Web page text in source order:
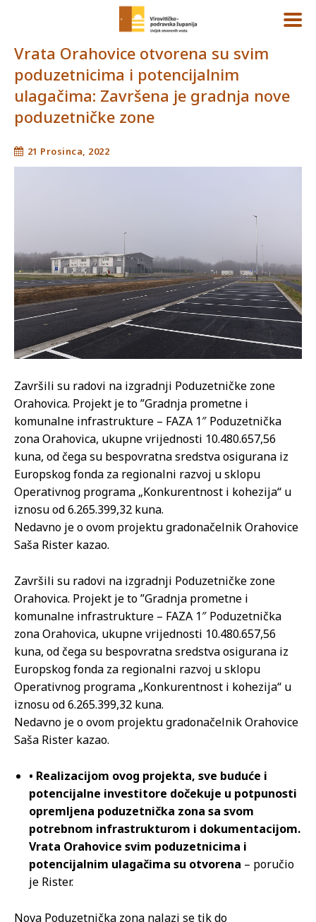
Vrata Orahovice otvorena su svim
poduzetnicima i potencijalnim
ulagačima: Završena je gradnja nove
poduzetničke zone
21 Prosinca, 2022
Završili su radovi na izgradnji Poduzetničke zone
Orahovica. Projekt je to ”Gradnja prometne i
komunalne infrastrukture – FAZA 1″ Poduzetnička
zona Orahovica, ukupne vrijednosti 10.480.657,56
kuna, od čega su bespovratna sredstva osigurana iz
Europskog fonda za regionalni razvoj u sklopu
Operativnog programa „Konkurentnost i kohezija“ u
iznosu od 6.265.399,32 kuna.
Nedavno je o ovom projektu gradonačelnik Orahovice
Saša Rister kazao.
Završili su radovi na izgradnji Poduzetničke zone
Orahovica. Projekt je to ”Gradnja prometne i
komunalne infrastrukture – FAZA 1″ Poduzetnička
zona Orahovica, ukupne vrijednosti 10.480.657,56
kuna, od čega su bespovratna sredstva osigurana iz
Europskog fonda za regionalni razvoj u sklopu
Operativnog programa „Konkurentnost i kohezija“ u
iznosu od 6.265.399,32 kuna.
Nedavno je o ovom projektu gradonačelnik Orahovice
Saša Rister kazao.
• Realizacijom ovog projekta, sve buduće i
potencijalne investitore dočekuje u potpunosti
opremljena poduzetnička zona sa svom
potrebnom infrastrukturom i dokumentacijom.
Vrata Orahovice svim poduzetnicima i
potencijalnim ulagačima su otvorena – poručio
je Rister.
Nova Poduzetnička zona nalazi se tik do